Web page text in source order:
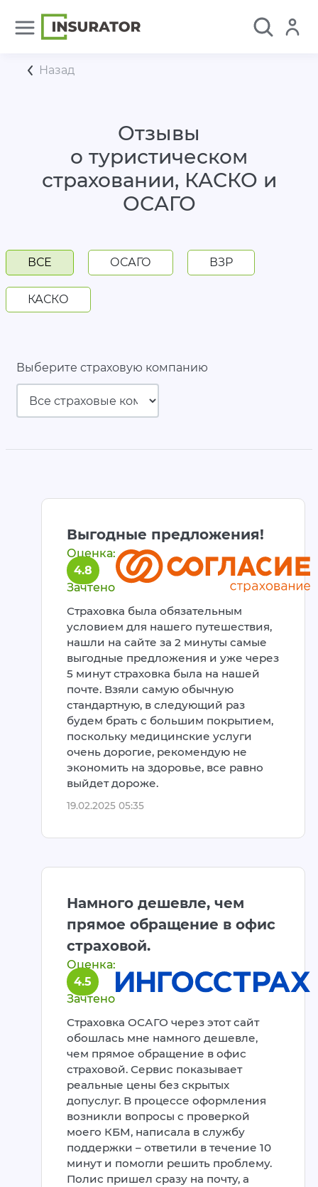
Назад
Отзывы
о туристическом
страховании, КАСКО и
ОСАГО
ВСЕ ОСАГО ВЗР
КАСКО
Выберите страховую компанию
Выгодные предложения!
Оценка:
4.8
Зачтено
Страховка была обязательным
условием для нашего путешествия,
нашли на сайте за 2 минуты самые
выгодные предложения и уже через
5 минут страховка была на нашей
почте. Взяли самую обычную
стандартную, в следующий раз
будем брать с большим покрытием,
поскольку медицинские услуги
очень дорогие, рекомендую не
экономить на здоровье, все равно
выйдет дороже.
19.02.2025 05:35
Намного дешевле, чем
прямое обращение в офис
страховой.
Оценка:
4.5
Зачтено
Страховка ОСАГО через этот сайт
обошлась мне намного дешевле,
чем прямое обращение в офис
страховой. Сервис показывает
реальные цены без скрытых
допуслуг. В процессе оформления
возникли вопросы с проверкой
моего КБМ, написала в службу
поддержки – ответили в течение 10
минут и помогли решить проблему.
Полис пришел сразу на почту, а